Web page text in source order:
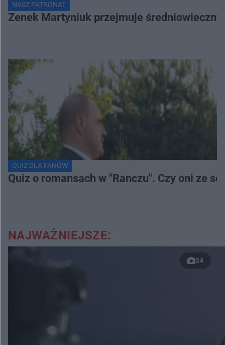
NASZ PATRONAT
Zenek Martyniuk przejmuje
QUIZ DLA FANÓW
Quiz o romansach w "Ranczu". Czy oni ze
NAJWAŻNIEJSZE:
24